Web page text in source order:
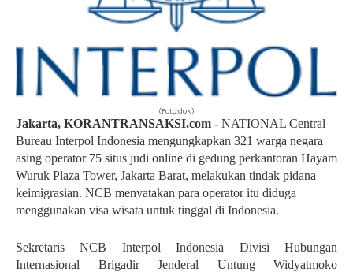
(Foto:dok)
Jakarta, KORANTRANSAKSI.com - NATIONAL Central
Bureau Interpol Indonesia mengungkapkan 321 warga negara
asing operator 75 situs judi online di gedung perkantoran Hayam
Wuruk Plaza Tower, Jakarta Barat, melakukan tindak pidana
keimigrasian. NCB menyatakan para operator itu diduga
menggunakan visa wisata untuk tinggal di Indonesia.
Sekretaris NCB Interpol Indonesia Divisi Hubungan
Internasional Brigadir Jenderal Untung Widyatmoko